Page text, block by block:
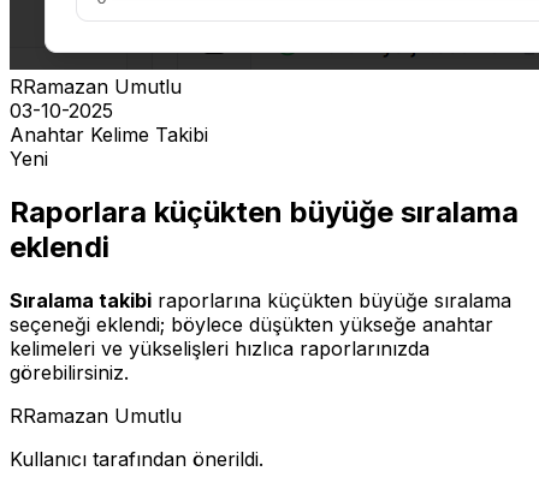
RRamazan Umutlu
03-10-2025
Anahtar Kelime Takibi
Yeni
Raporlara küçükten büyüğe sıralama
eklendi
Sıralama takibi raporlarına küçükten büyüğe sıralama
seçeneği eklendi; böylece düşükten yükseğe anahtar
kelimeleri ve yükselişleri hızlıca raporlarınızda
görebilirsiniz.
RRamazan Umutlu
Kullanıcı tarafından önerildi.